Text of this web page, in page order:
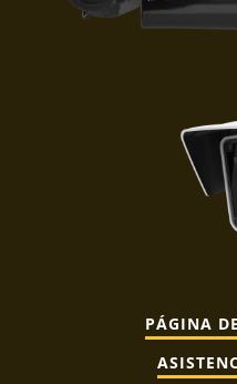
PÁGINA